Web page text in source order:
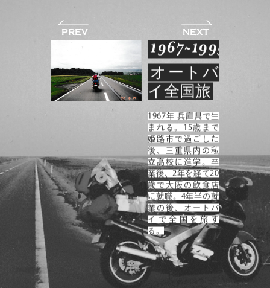
1967~1995
オートバ
イ全国旅
1967年 兵庫県で生
まれる。15歳まで
姫路市で過ごした
後、三重県内の私
立高校に進学。卒
業後、2年を経て20
歳で大阪の飲食店
に就職。4年半の就
業の後、オートバ
イで全国を旅す
る。